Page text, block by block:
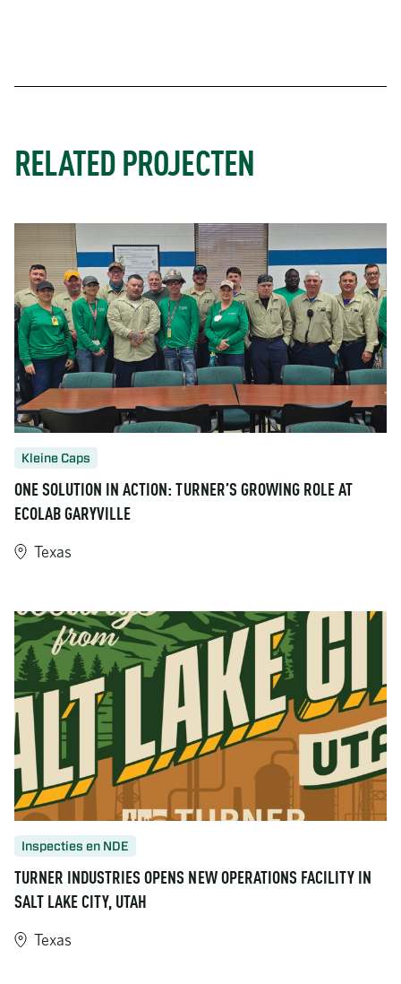
RELATED PROJECTEN
Kleine Caps
ONE SOLUTION IN ACTION: TURNER’S GROWING ROLE AT
ECOLAB GARYVILLE
Texas
Inspecties en NDE
TURNER INDUSTRIES OPENS NEW OPERATIONS FACILITY IN
SALT LAKE CITY, UTAH
Texas